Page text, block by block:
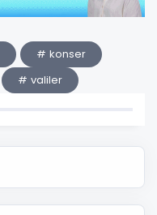
# konser
# valiler